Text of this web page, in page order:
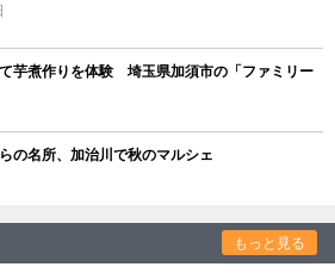
芋煮作りを体験 埼玉県加須市の「ファミリー
の名所、加治川で秋のマルシェ
もっと見る